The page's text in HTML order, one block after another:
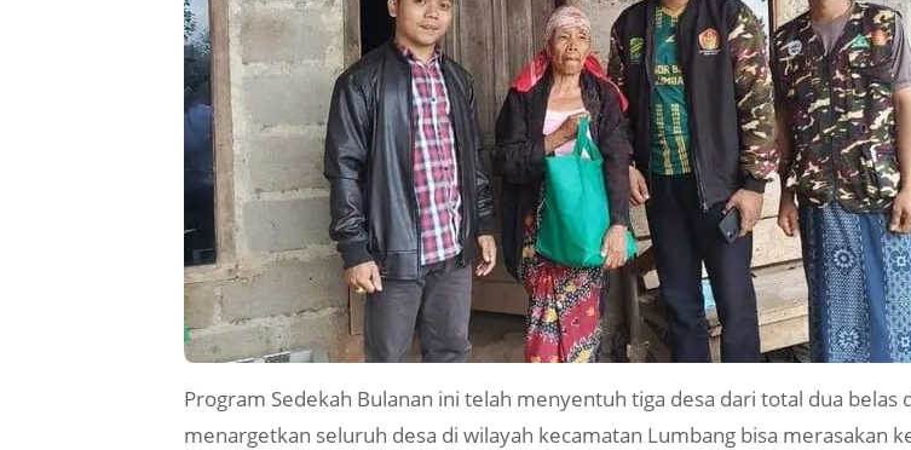
Program Sedekah Bulanan ini telah menyentuh tiga desa dari total dua
menargetkan seluruh desa di wilayah kecamatan Lumbang bisa merasakan